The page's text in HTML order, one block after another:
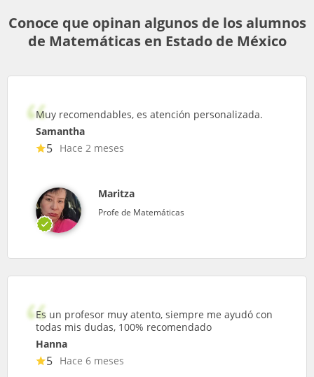
Conoce que opinan algunos de los alumnos
de Matemáticas en Estado de México
Muy recomendables, es atención personalizada.
Samantha
5 Hace 2 meses
Maritza
Profe de Matemáticas
Es un profesor muy atento, siempre me ayudó con
todas mis dudas, 100% recomendado
Hanna
5 Hace 6 meses